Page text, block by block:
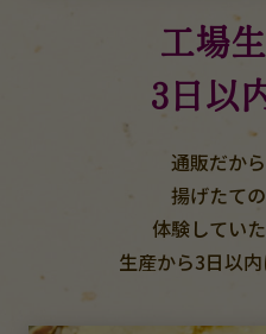
工場
3日以
通販だか
揚げたて
体験してい
生産から3日以